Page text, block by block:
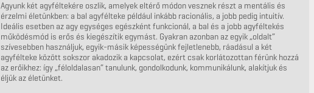
Agyunk két agyféltekére oszlik, amelyek eltérő módon vesznek részt a mentális és
érzelmi életünkben: a bal agyfélteke például inkább racionális, a jobb pedig intuitív.
Ideális esetben az agy egységes egészként funkcionál, a bal és a jobb agyféltekés
működésmód is erős és kiegészítik egymást. Gyakran azonban az egyik „oldalt”
szívesebben használjuk, egyik-másik képességünk fejletlenebb, ráadásul a két
agyfélteke között sokszor akadozik a kapcsolat, ezért csak korlátozottan férünk hozzá
az erőikhez: így „féloldalasan” tanulunk, gondolkodunk, kommunikálunk, alakítjuk és
éljük az életünket.